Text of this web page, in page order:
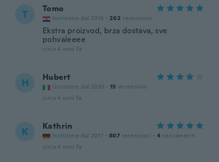
T Tomo
Iscrizione dal 2016 · 202 recensioni
Ekstra proizvod, brza dostava, sve
pohvaleeee
circa 4 anni fa
H Hubert
Iscrizione dal 2020 · 13 recensioni
circa 4 anni fa
K Kathrin
Iscrizione dal 2017 · 807 recensioni · 4 caricamenti
circa 4 anni fa